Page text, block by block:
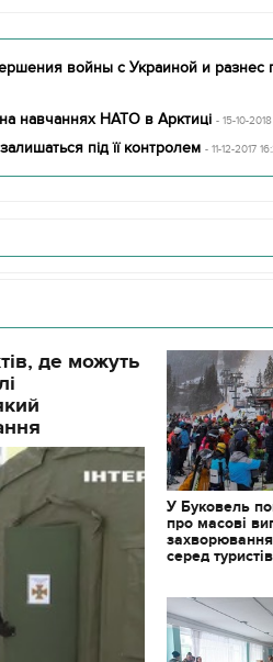
войны с Украиной и разнес
на навчаннях НАТО в Арктиці - 15-10-
під її контролем - 11-12-2017
де можуть
У Буковель
про масові
серед туристів